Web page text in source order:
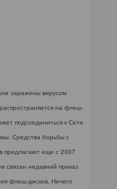
ЭКСПЕРТИЗА
ПРЕСС-РЕЛИЗЫ
АРХИВ ЖУРНАЛОВ
заражены вирусом
на флеш-
подсоединиться к Сети
Средства борьбы с
предлагают еще с 2007
связан недавний приказ
флеш-дисков. Ничего